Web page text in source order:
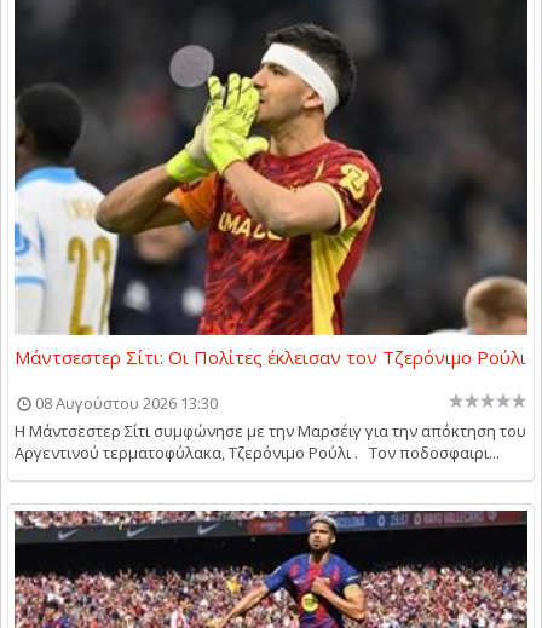
Μάντσεστερ Σίτι: Οι Πολίτες έκλεισαν τον Τζερόνιμο Ρούλι
08 Αυγούστου 2026 13:30
Η Μάντσεστερ Σίτι συμφώνησε με την Μαρσέιγ για την απόκτηση του
Αργεντινού τερματοφύλακα, Τζερόνιμο Ρούλι . Τον ποδοσφαιρι...